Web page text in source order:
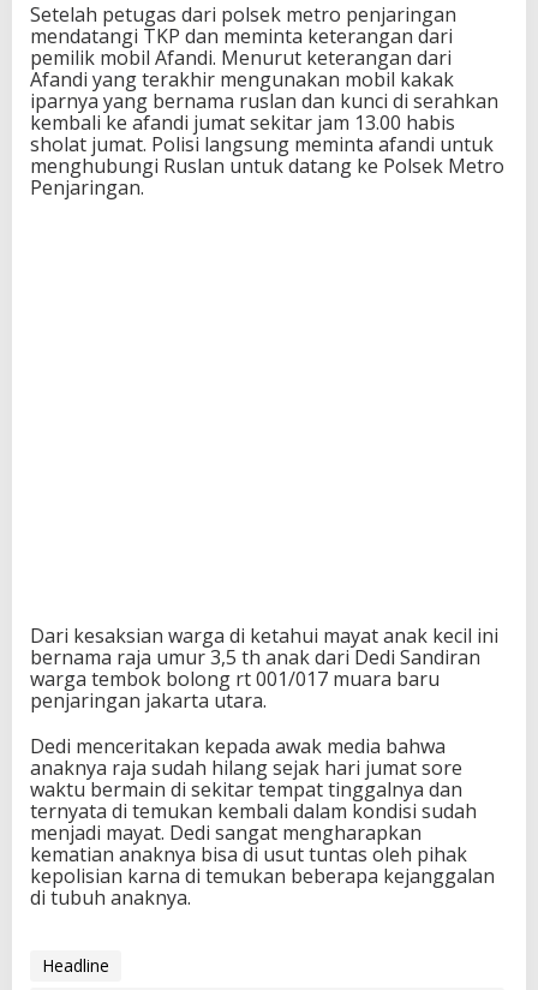
Setelah petugas dari polsek metro penjaringan
mendatangi TKP dan meminta keterangan dari
pemilik mobil Afandi. Menurut keterangan dari
Afandi yang terakhir mengunakan mobil kakak
iparnya yang bernama ruslan dan kunci di serahkan
kembali ke afandi jumat sekitar jam 13.00 habis
sholat jumat. Polisi langsung meminta afandi untuk
menghubungi Ruslan untuk datang ke Polsek Metro
Penjaringan.
Dari kesaksian warga di ketahui mayat anak kecil ini
bernama raja umur 3,5 th anak dari Dedi Sandiran
warga tembok bolong rt 001/017 muara baru
penjaringan jakarta utara.
Dedi menceritakan kepada awak media bahwa
anaknya raja sudah hilang sejak hari jumat sore
waktu bermain di sekitar tempat tinggalnya dan
ternyata di temukan kembali dalam kondisi sudah
menjadi mayat. Dedi sangat mengharapkan
kematian anaknya bisa di usut tuntas oleh pihak
kepolisian karna di temukan beberapa kejanggalan
di tubuh anaknya.
Headline